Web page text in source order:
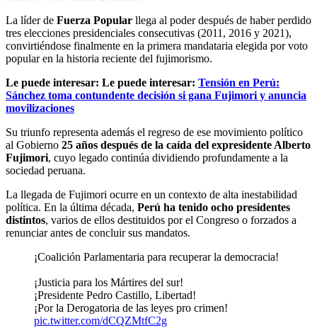
La líder de Fuerza Popular llega al poder después de haber perdido
tres elecciones presidenciales consecutivas (2011, 2016 y 2021),
convirtiéndose finalmente en la primera mandataria elegida por voto
popular en la historia reciente del fujimorismo.
Le puede interesar: Le puede interesar: Tensión en Perú:
Sánchez toma contundente decisión si gana Fujimori y anuncia
movilizaciones
Su triunfo representa además el regreso de ese movimiento político
al Gobierno 25 años después de la caída del expresidente Alberto
Fujimori, cuyo legado continúa dividiendo profundamente a la
sociedad peruana.
La llegada de Fujimori ocurre en un contexto de alta inestabilidad
política. En la última década, Perú ha tenido ocho presidentes
distintos, varios de ellos destituidos por el Congreso o forzados a
renunciar antes de concluir sus mandatos.
¡Coalición Parlamentaria para recuperar la democracia!
¡Justicia para los Mártires del sur!
¡Presidente Pedro Castillo, Libertad!
¡Por la Derogatoria de las leyes pro crimen!
pic.twitter.com/dCQZMtfC2g